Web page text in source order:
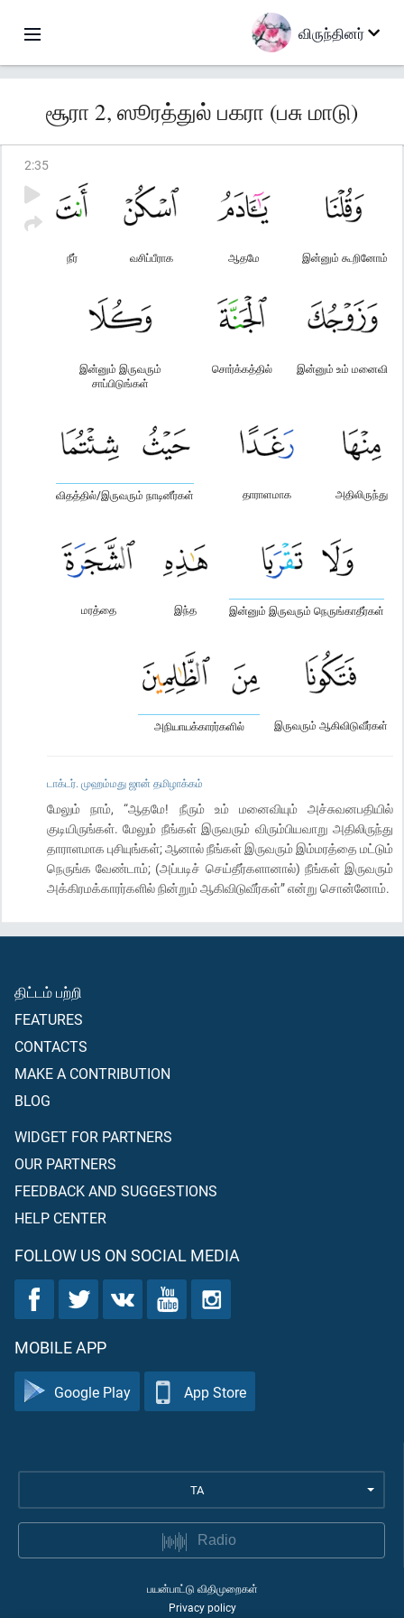
விருந்தினர்
சூரா 2, ஸூரத்துல் பகரா (பசு மாடு)
2:35
இன்னும் கூறினோம்
ஆதமே
வசிப்பீராக
நீர்
இன்னும் உம் மனைவி
சொர்க்கத்தில்
இன்னும் இருவரும்
சாப்பிடுங்கள்
அதிலிருந்து
தாராளமாக
விதத்தில்/இருவரும் நாடினீர்கள்
இன்னும் இருவரும் நெருங்காதீர்கள்
இந்த
மரத்தை
இருவரும் ஆகிவிடுவீர்கள்
அநியாயக்காரர்களில்
டாக்டர். முஹம்மது ஜான் தமிழாக்கம்
மேலும் நாம், “ஆதமே! நீரும் உம் மனைவியும் அச்சுவனபதியில்
குடியிருங்கள். மேலும் நீங்கள் இருவரும் விரும்பியவாறு அதிலிருந்து
தாராளமாக புசியுங்கள்; ஆனால் நீங்கள் இருவரும் இம்மரத்தை மட்டும்
நெருங்க வேண்டாம்; (அப்படிச் செய்தீர்களானால்) நீங்கள் இருவரும்
அக்கிரமக்காரர்களில் நின்றும் ஆகிவிடுவீர்கள்” என்று சொன்னோம்.
திட்டம் பற்றி
FEATURES
CONTACTS
MAKE A CONTRIBUTION
BLOG
WIDGET FOR PARTNERS
OUR PARTNERS
FEEDBACK AND SUGGESTIONS
HELP CENTER
FOLLOW US ON SOCIAL MEDIA
MOBILE APP
Google Play App Store
TA
Radio
பயன்பாட்டு விதிமுறைகள்
Privacy policy